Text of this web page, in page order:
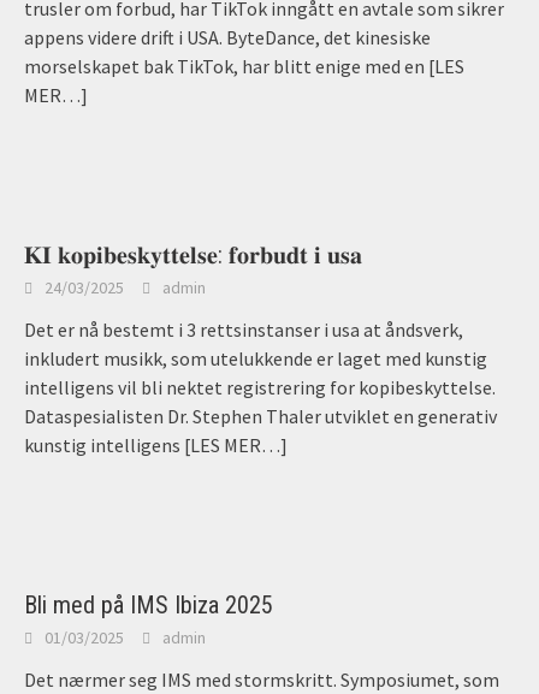
trusler om forbud, har TikTok inngått en avtale som sikrer
appens videre drift i USA. ByteDance, det kinesiske
morselskapet bak TikTok, har blitt enige med en [LES
MER…]
𝐊𝐈 𝐤𝐨𝐩𝐢𝐛𝐞𝐬𝐤𝐲𝐭𝐭𝐞𝐥𝐬𝐞: 𝐟𝐨𝐫𝐛𝐮𝐝𝐭 𝐢 𝐮𝐬𝐚
24/03/2025 admin
Det er nå bestemt i 3 rettsinstanser i usa at åndsverk,
inkludert musikk, som utelukkende er laget med kunstig
intelligens vil bli nektet registrering for kopibeskyttelse.
Dataspesialisten Dr. Stephen Thaler utviklet en generativ
kunstig intelligens [LES MER…]
Bli med på IMS Ibiza 2025
01/03/2025 admin
Det nærmer seg IMS med stormskritt. Symposiumet, som